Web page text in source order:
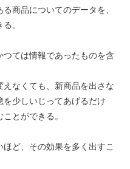
商品についてのデータを、
。
ては情報であったものを含
なくても、新商品を出さな
を少しいじってあげるだけ
とができる。
ど、その効果を多く出すこ